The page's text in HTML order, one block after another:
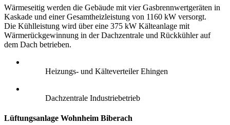
Wärmeseitig werden die Gebäude mit vier Gasbrennwertgeräten in
Kaskade und einer Gesamtheizleistung von 1160 kW versorgt.
Die Kühlleistung wird über eine 375 kW Kälteanlage mit
Wärmerückgewinnung in der Dachzentrale und Rückkühler auf
dem Dach betrieben.
Heizungs- und Kälteverteiler Ehingen
Dachzentrale Industriebetrieb
Lüftungsanlage Wohnheim Biberach